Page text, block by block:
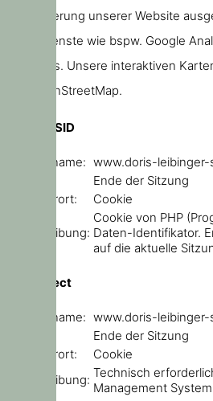
Verbesserung unserer Website
keine Dienste wie bspw. Google
Webfonts. Unsere interaktiven
von OpenStreetMap.
PHPSESSID
Domainname: www.doris-leibinger-
Ende der Sitzung
Speicherort:
Cookie
Beschreibung:
Cookie von PHP
Daten-Identifikator.
auf die aktuelle
sf_redirect
Domainname: www.doris-leibinger-
Ende der Sitzung
Speicherort:
Cookie
Beschreibung: Technisch
Management